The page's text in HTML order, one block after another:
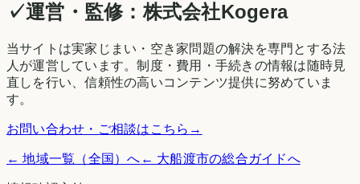
✓運営・監修：株式会社Kogera
当サイトは実家じまい・空き家問題の解決を専門とする法
人が運営しています。制度・費用・手続きの情報は随時見
直しを行い、信頼性の高いコンテンツ提供に努めていま
す。
お問い合わせ・ご相談はこちら →
← 地域一覧（全国）へ ← 大船渡市の総合ガイドへ